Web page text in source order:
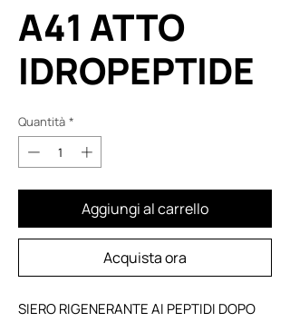
A41 ATTO
IDROPEPTIDE
Quantità *
Aggiungi al carrello
Acquista ora
SIERO RIGENERANTE AI PEPTIDI DOPO